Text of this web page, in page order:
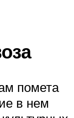
помета
в нем